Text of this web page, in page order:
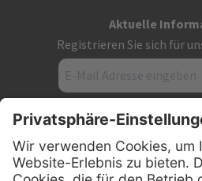
Aktuelle
Registrieren Sie sich für
Kontakt
PxD Praxis-